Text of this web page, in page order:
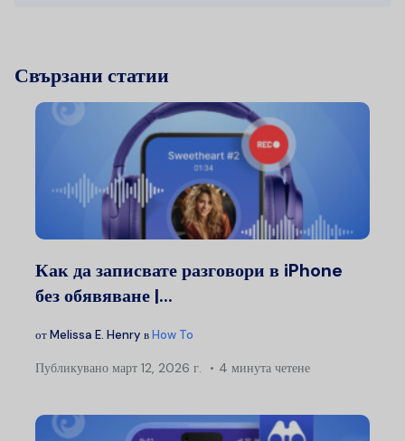
Свързани статии
Как да записвате разговори в iPhone
без обявяване |...
отMelissa E. Henry вHow To
Публикувано март 12, 2026 г. 4 минута четене